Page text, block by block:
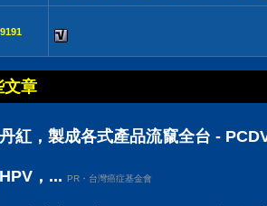
9191
文章
紅，製成各式產品流竄全台 -
，... PR・台灣癌症基金會